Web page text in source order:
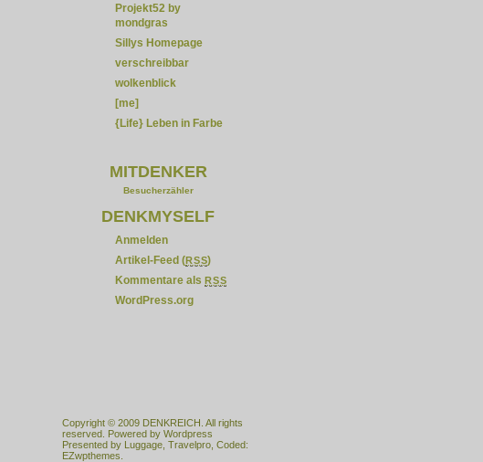
Projekt52 by
mondgras
Sillys Homepage
verschreibbar
wolkenblick
[me]
{Life} Leben in Farbe
MITDENKER
Besucherzähler
DENKMYSELF
Anmelden
Artikel-Feed (RSS)
Kommentare als RSS
WordPress.org
Copyright © 2009 DENKREICH . All rights
reserved. Powered by Wordpress
Presented by Luggage Travelpro , Coded:
EZwpthemes.